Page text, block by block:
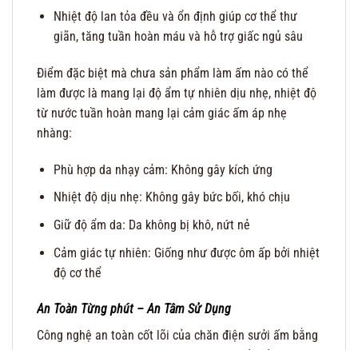
Nhiệt độ lan tỏa đều và ổn định giúp cơ thể thư
giãn, tăng tuần hoàn máu và hỗ trợ giấc ngủ sâu
Điểm đặc biệt mà chưa sản phẩm làm ấm nào có thể
làm được là mang lại độ ẩm tự nhiên dịu nhẹ, nhiệt độ
từ nước tuần hoàn mang lại cảm giác ấm áp nhẹ
nhàng:
Phù hợp da nhạy cảm: Không gây kích ứng
Nhiệt độ dịu nhẹ: Không gây bức bối, khó chịu
Giữ độ ẩm da: Da không bị khô, nứt nẻ
Cảm giác tự nhiên: Giống như được ôm ấp bởi nhiệt
độ cơ thể
An Toàn Từng phút – An Tâm Sử Dụng
Công nghệ an toàn cốt lõi của chăn điện sưởi ấm bằng